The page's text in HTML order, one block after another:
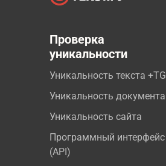
Проверка
уникальности
Уникальность текста +TG
Уникальность документа
Уникальность сайта
Программный интерфейс
(API)